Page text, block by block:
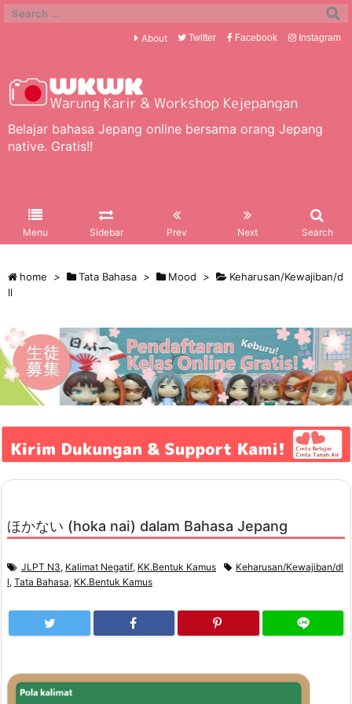
Belajar bahasa Jepang online bersama orang Jepang
native. Gratis!!
Menu Sidebar Prev Next Search
About Twitter Facebook Instagram
home > Tata Bahasa > Mood >
Keharusan/Kewajiban/d
ll
ほかない (hoka nai) dalam Bahasa Jepang
JLPT N3, Kalimat Negatif, KK.Bentuk Kamus
Keharusan/Kewajiban/dl
l, Tata Bahasa, KK.Bentuk Kamus